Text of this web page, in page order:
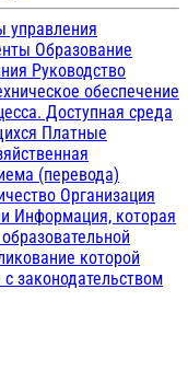
управления
Образование
Руководство
обеспечение
Доступная среда
Платные
(перевода)
Организация
Информация, которая
которой
законодательством